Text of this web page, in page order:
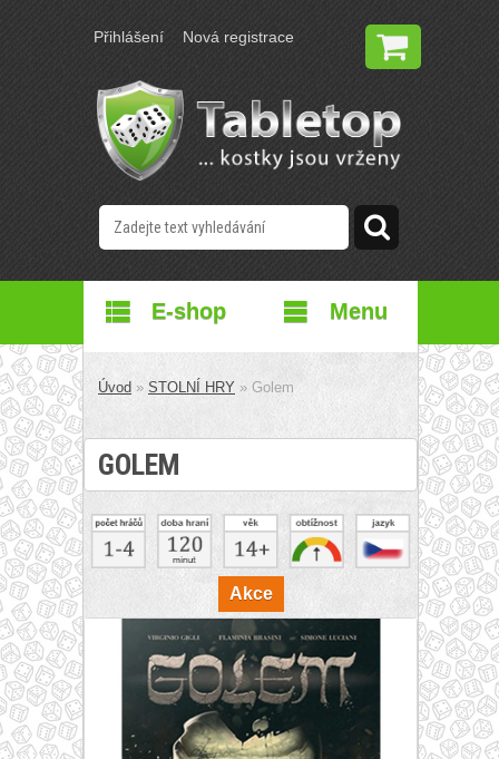
Přihlášení Nová registrace
E-shop Menu
Úvod » STOLNÍ HRY » Golem
GOLEM
Akce